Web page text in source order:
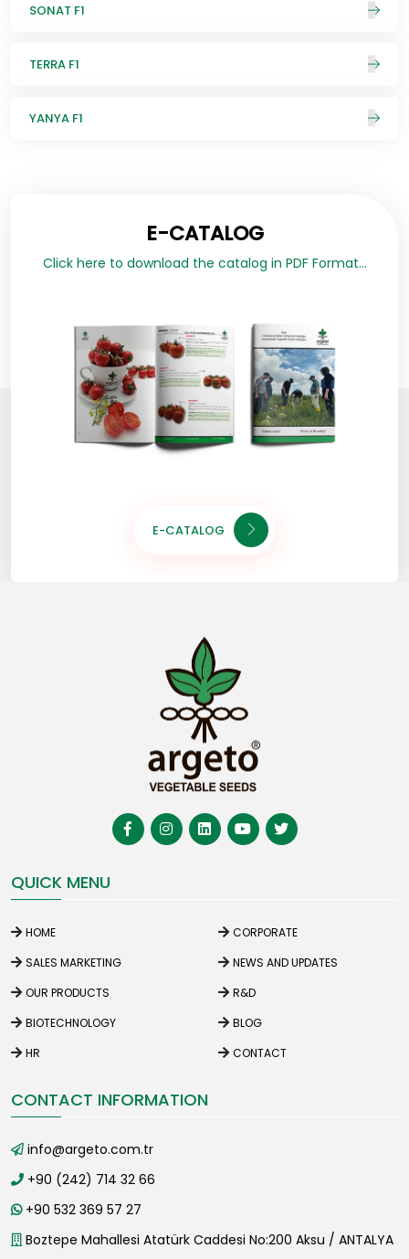
SONAT F1
TERRA F1
YANYA F1
E-CATALOG
Click here to download the catalog in PDF Format...
E-CATALOG
QUICK MENU
HOME
CORPORATE
SALES MARKETING
NEWS AND UPDATES
OUR PRODUCTS
R&D
BIOTECHNOLOGY
BLOG
HR
CONTACT
CONTACT INFORMATION
info@argeto.com.tr
+90 (242) 714 32 66
+90 532 369 57 27
Boztepe Mahallesi Atatürk Caddesi No:200 Aksu / ANTALYA